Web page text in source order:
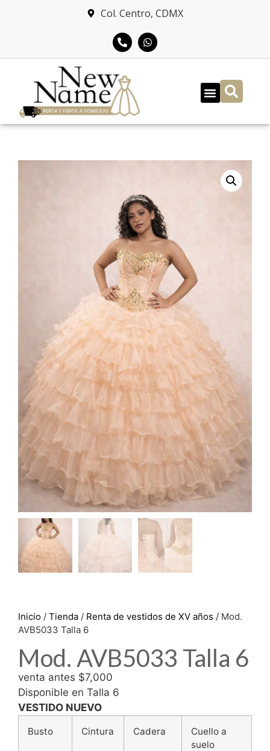
Col. Centro, CDMX
Inicio / Tienda / Renta de vestidos de XV años / Mod.
AVB5033 Talla 6
Mod. AVB5033 Talla 6
venta antes $7,000
Disponible en Talla 6
VESTIDO NUEVO
Busto Cintura Cadera
Cuello a
suelo